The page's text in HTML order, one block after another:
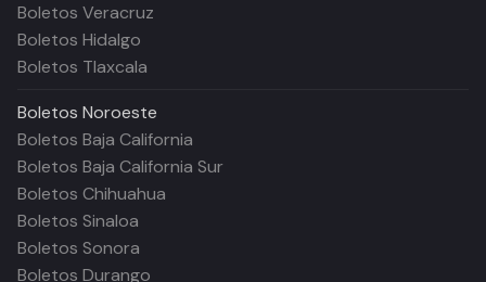
Boletos Veracruz
Boletos Hidalgo
Boletos Tlaxcala
Boletos Noroeste
Boletos Baja California
Boletos Baja California Sur
Boletos Chihuahua
Boletos Sinaloa
Boletos Sonora
Boletos Durango